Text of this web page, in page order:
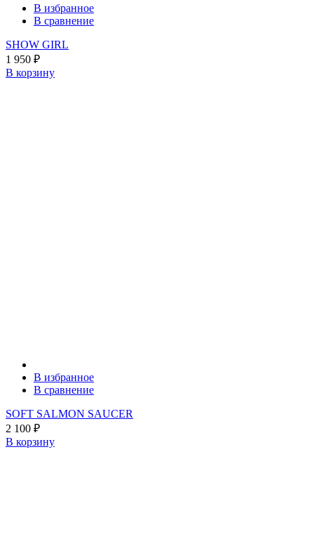
В избранное
В сравнение
SHOW GIRL
1 950 ₽
В корзину
В избранное
В сравнение
SOFT SALMON SAUCER
2 100 ₽
В корзину